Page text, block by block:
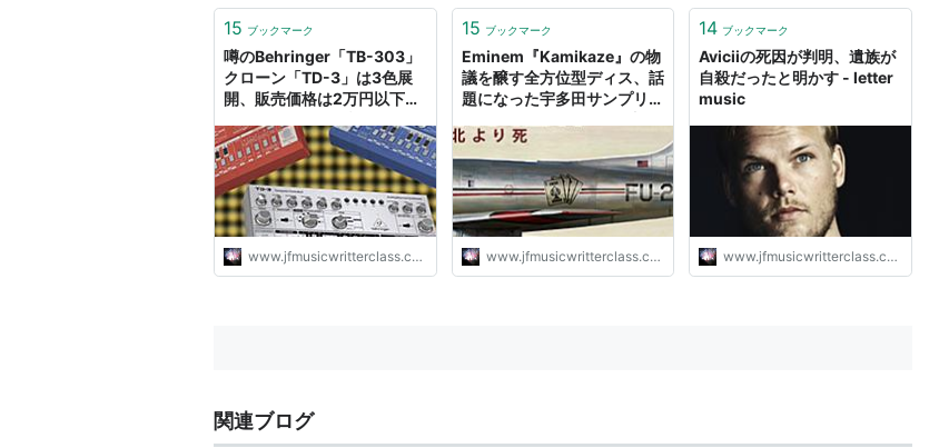
15 ブックマーク
噂のBehringer「TB-303」
クローン「TD-3」は3色展
開、販売価格は2万円以下に
music
www.jfmusicwritterclass.com
15 ブックマーク
Eminem『Kamikaze』の物
議を醸す全方位型ディス、話
題になった宇多田サンプリン
てみたという話 - letter
music
www.jfmusicwritterclass.com
14 ブックマーク
Aviciiの死因が判明、遺族が
自殺だったと明かす - letter
music
www.jfmusicwritterclass.com
関連ブログ